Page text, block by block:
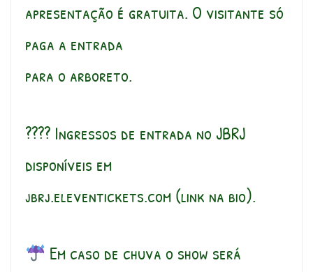
apresentação é gratuita. O visitante só
paga a entrada
para o arboreto.
???? Ingressos de entrada no JBRJ
disponíveis em
jbrj.eleventickets.com (link na bio).
Em caso de chuva o show será